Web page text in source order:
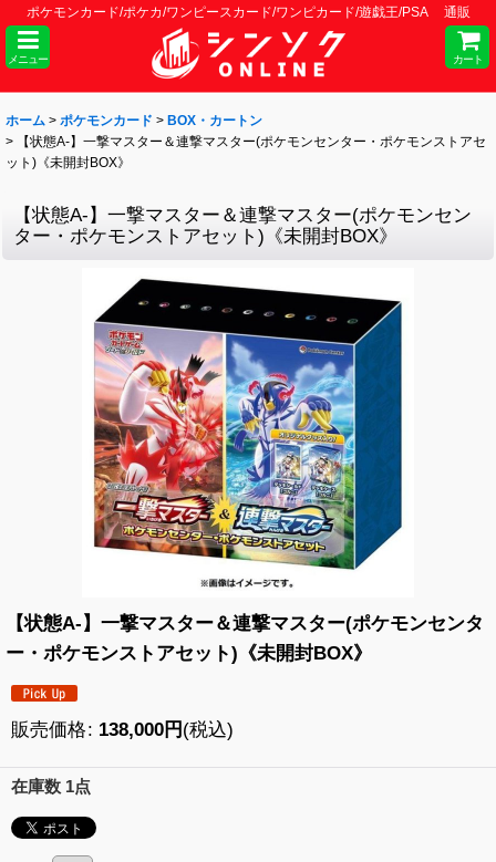
ポケモンカード/ポケカ/ワンピースカード/ワンピカード/遊戯王/PSA 通販
メニュー カート
ホーム > ポケモンカード > BOX・カートン
>
【状態A-】一撃マスター＆連撃マスター(ポケモンセンター・ポケモンストアセ
ット)《未開封BOX》
【状態A-】一撃マスター＆連撃マスター(ポケモンセン
ター・ポケモンストアセット)《未開封BOX》
【状態A-】一撃マスター＆連撃マスター(ポケモンセンタ
ー・ポケモンストアセット)《未開封BOX》
販売価格: 138,000円 (税込)
在庫数 1点